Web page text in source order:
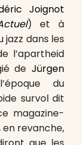
Joignot
) et à
jazz dans les
l’apartheid
de Jürgen
du
survol dit
magazine-
en revanche,